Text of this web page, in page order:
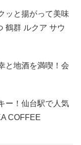
ッと揚がって美味
鶴群 ルクア サウ
と地酒を満喫！会
ー！仙台駅で人気
COFFEE